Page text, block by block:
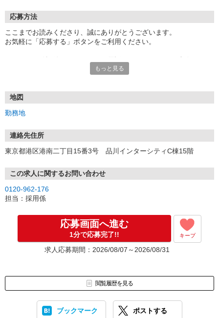
応募方法
ここまでお読みくださり、誠にありがとうございます。
お気軽に「応募する」ボタンをご利用ください。
お電話の際は「イーアイデムを見た」と伝えるとスムーズです。
もっと見る
地図
勤務地
連絡先住所
東京都港区港南二丁目15番3号 品川インターシティC棟15階
この求人に関するお問い合わせ
0120-962-176
担当：採用係
応募画面へ進む
1分で応募完了!! キープ
求人応募期間：2026/08/07～2026/08/31
閲覧履歴を見る
ブックマーク ポストする